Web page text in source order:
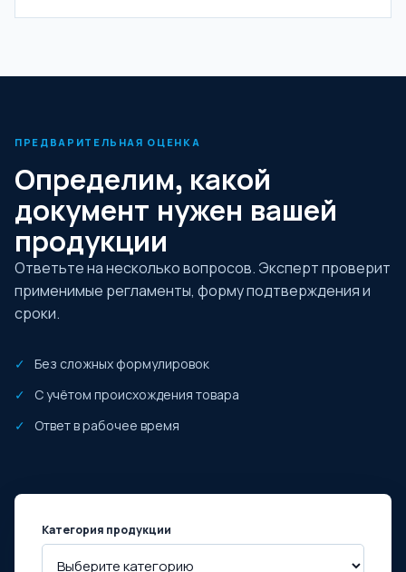
ПРЕДВАРИТЕЛЬНАЯ ОЦЕНКА
Определим, какой
документ нужен вашей
продукции
Ответьте на несколько вопросов. Эксперт проверит
применимые регламенты, форму подтверждения и
сроки.
Без сложных формулировок
С учётом происхождения товара
Ответ в рабочее время
Категория продукции